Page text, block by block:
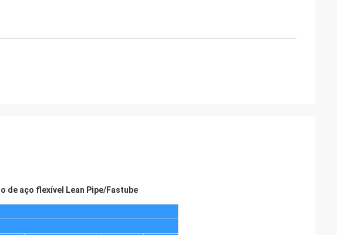
de aço flexível Lean Pipe/Fastube